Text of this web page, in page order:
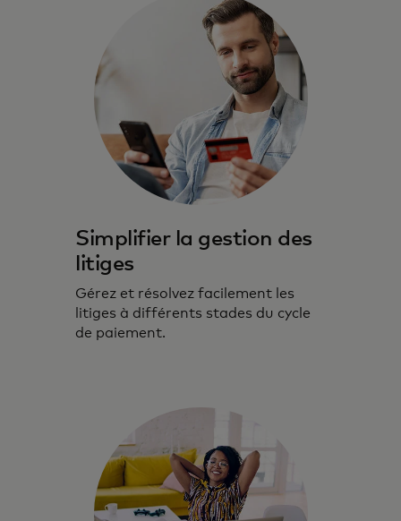
Simplifier la gestion des
litiges
Gérez et résolvez facilement les
litiges à différents stades du cycle
de paiement.